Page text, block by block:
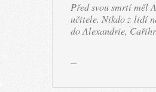
Před svou smrtí měl
učitele. Nikdo z lidí
do Alexandrie,